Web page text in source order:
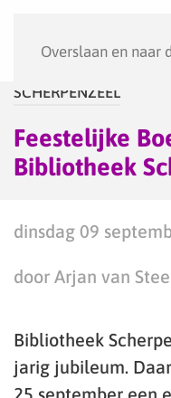
Overslaan en naar
SCHERPENZEEL
Feestelijke
Bibliotheek
dinsdag 09
door Arjan van
Bibliotheek
jarig jubileum.